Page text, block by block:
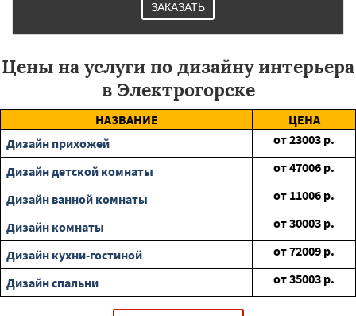
ЗАКАЗАТЬ
Цены на услуги по дизайну интерьера
в Электрогорске
НАЗВАНИЕ
ЦЕНА
Дизайн прихожей
от23003 р.
Дизайн детской комнаты
от47006 р.
Дизайн ванной комнаты
от 11006 р.
Дизайн комнаты
от30003 р.
Дизайн кухни-гостиной
от72009 р.
Дизайн спальни
от35003 р.